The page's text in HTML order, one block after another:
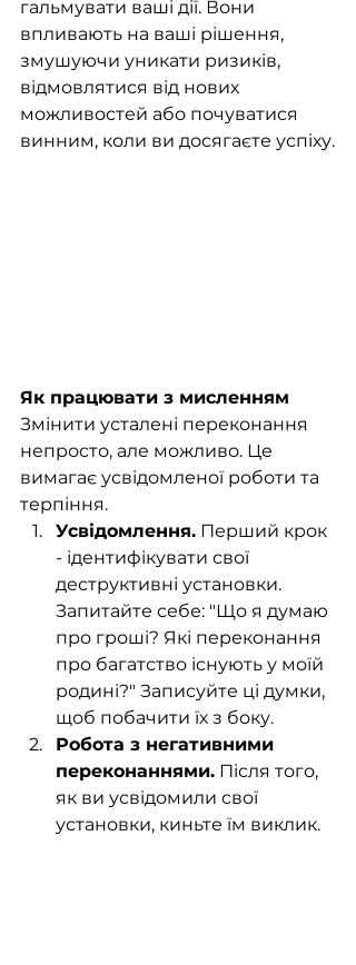
гальмувати ваші дії. Вони
впливають на ваші рішення,
змушуючи уникати ризиків,
відмовлятися від нових
можливостей або почуватися
винним, коли ви досягаєте успіху.
Як працювати з мисленням
Змінити усталені переконання
непросто, але можливо. Це
вимагає усвідомленої роботи та
терпіння.
Усвідомлення. Перший крок
- ідентифікувати свої
деструктивні установки.
Запитайте себе: "Що я думаю
про гроші? Які переконання
про багатство існують у моїй
родині?" Записуйте ці думки,
щоб побачити їх з боку.
Робота з негативними
переконаннями. Після того,
як ви усвідомили свої
установки, киньте їм виклик.